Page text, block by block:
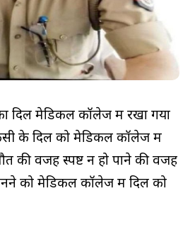
दिल मेडिकल कॉलेज में रखा गया
के दिल को मेडिकल कॉलेज में
की वजह स्पष्ट न हो पाने की वजह
को मेडिकल कॉलेज में दिल को